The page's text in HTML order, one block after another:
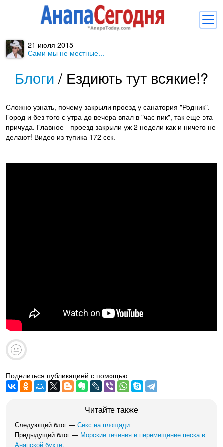
Комментарии
Балачка
Об Анапе
Библиотека
21 июля 2015
Сами мы не местные...
Блоги / Ездиють тут всякие!?
Сложно узнать, почему закрыли проезд у санатория "Родник".
Город и без того с утра до вечера впал в "час пик", так еще эта
причуда. Главное - проезд закрыли уж 2 недели как и ничего не
делают! Видео из тупика 172 сек.
Поделиться публикацией с помощью
Читайте также
Следующий блог — Секс на площади
Предыдущий блог — Морские течения и перемещение песка в
Анапской бухте.